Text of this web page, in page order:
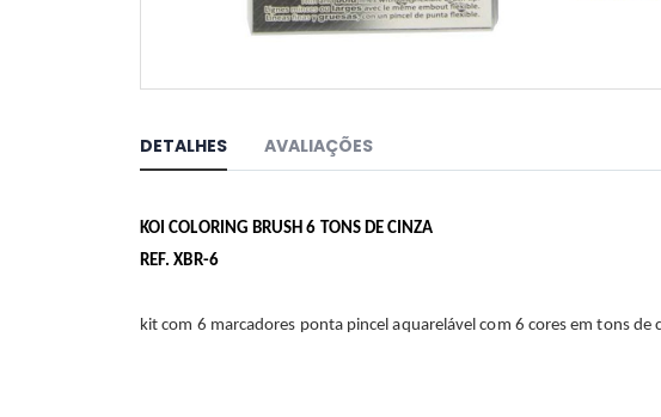
o
início
de
imagens
DETALHES
KOI COLORING BRUSH 6 TONS DE CINZA
REF. XBR-6
kit com 6 marcadores ponta pincel aquarelável com 6 cores em tons de
AVALIAÇÕES